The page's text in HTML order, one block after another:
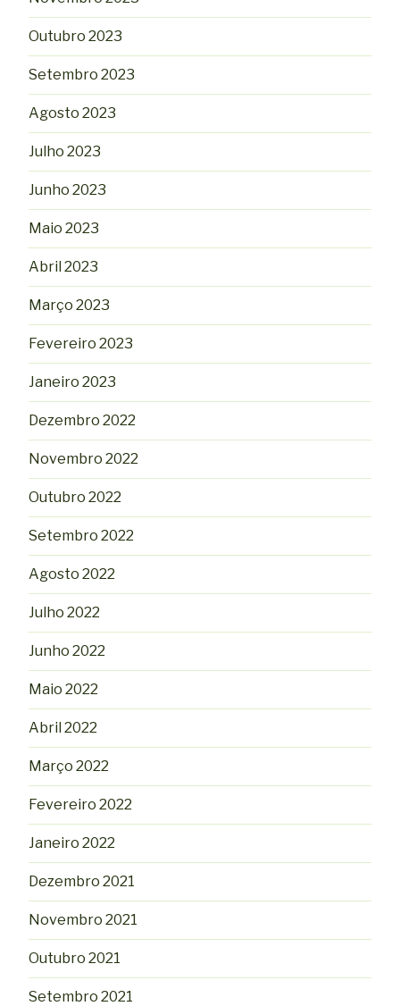
Outubro 2023
Setembro 2023
Agosto 2023
Julho 2023
Junho 2023
Maio 2023
Abril 2023
Março 2023
Fevereiro 2023
Janeiro 2023
Dezembro 2022
Novembro 2022
Outubro 2022
Setembro 2022
Agosto 2022
Julho 2022
Junho 2022
Maio 2022
Abril 2022
Março 2022
Fevereiro 2022
Janeiro 2022
Dezembro 2021
Novembro 2021
Outubro 2021
Setembro 2021